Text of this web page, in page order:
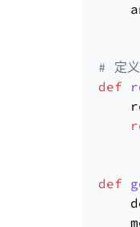
# 定
def
def